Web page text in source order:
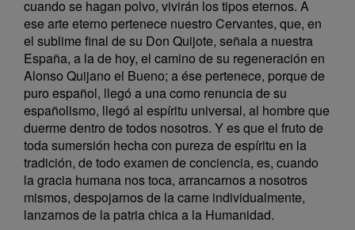
cuando se hagan polvo, vivirán los tipos eternos. A
ese arte eterno pertenece nuestro Cervantes, que, en
el sublime final de su Don Quijote, señala a nuestra
España, a la de hoy, el camino de su regeneración en
Alonso Quijano el Bueno; a ése pertenece, porque de
puro español, llegó a una como renuncia de su
españolismo, llegó al espíritu universal, al hombre que
duerme dentro de todos nosotros. Y es que el fruto de
toda sumersión hecha con pureza de espíritu en la
tradición, de todo examen de conciencia, es, cuando
la gracia humana nos toca, arrancarnos a nosotros
mismos, despojarnos de la carne individualmente,
lanzarnos de la patria chica a la Humanidad.